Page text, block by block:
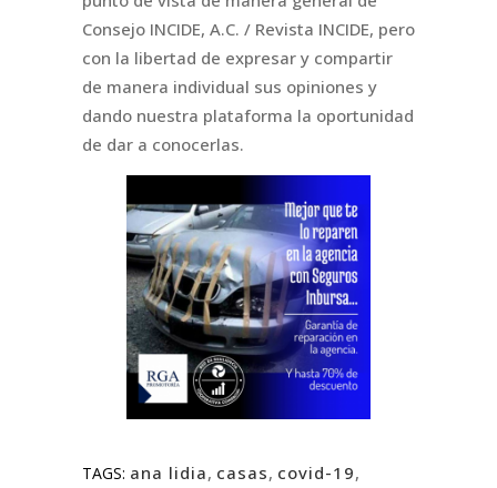
Consejo INCIDE, A.C. / Revista INCIDE, pero
con la libertad de expresar y compartir
de manera individual sus opiniones y
dando nuestra plataforma la oportunidad
de dar a conocerlas.
TAGS: ana lidia, casas, covid-19,